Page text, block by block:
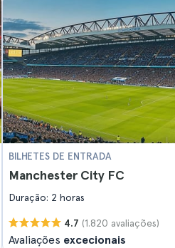
BILHETES DE ENTRADA
Manchester City FC
Duração: 2 horas
4.7 (1.820 avaliações)
Avaliações excecionais